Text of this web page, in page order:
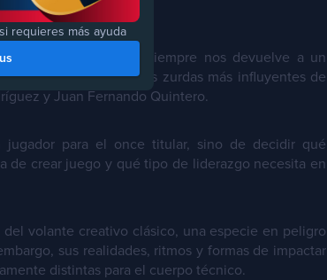
Selección Colombia siempre nos devuelve a un
hoy por las dos zurdas más influyentes de
y Juan Fernando Quintero.
para el once titular, sino de decidir qué
de crear juego y qué tipo de liderazgo necesita en
volante creativo clásico, una especie en peligro
sus realidades, ritmos y formas de impactar
distintas para el cuerpo técnico.
requieres más ayuda